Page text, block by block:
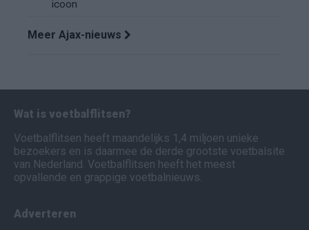
icoon
Meer Ajax-nieuws
Wat is voetbalflitsen?
Voetbalflitsen heeft maandelijks 1,4 miljoen unieke
bezoekers en is daarmee de derde grootste voetbalsite
van Nederland. Voetbalflitsen heeft het meest
opvallende en grappige voetbalnieuws.
Adverteren